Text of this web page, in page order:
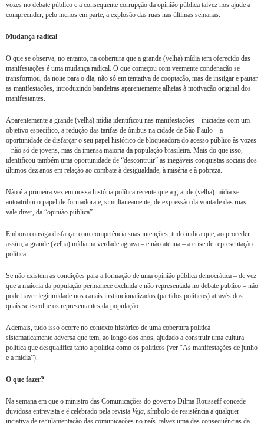
vozes no debate público e a consequente corrupção da opinião pública talvez nos ajude a
compreender, pelo menos em parte, a explosão das ruas nas últimas semanas.
Mudança radical
O que se observa, no entanto, na cobertura que a grande (velha) mídia tem oferecido das
manifestações é uma mudança radical. O que começou com veemente condenação se
transformou, da noite para o dia, não só em tentativa de cooptação, mas de instigar e pautar
as manifestações, introduzindo bandeiras aparentemente alheias à motivação original dos
manifestantes.
Aparentemente a grande (velha) mídia identificou nas manifestações – iniciadas com um
objetivo específico, a redução das tarifas de ônibus na cidade de São Paulo – a
oportunidade de disfarçar o seu papel histórico de bloqueadora do acesso público às vozes
– não só de jovens, mas da imensa maioria da população brasileira. Mais do que isso,
identificou também uma oportunidade de “descontruir” as inegáveis conquistas sociais dos
últimos dez anos em relação ao combate à desigualdade, à miséria e à pobreza.
Não é a primeira vez em nossa história política recente que a grande (velha) mídia se
autoatribui o papel de formadora e, simultaneamente, de expressão da vontade das ruas –
vale dizer, da “opinião pública”.
Embora consiga disfarçar com competência suas intenções, tudo indica que, ao proceder
assim, a grande (velha) mídia na verdade agrava – e não atenua – a crise de representação
política.
Se não existem as condições para a formação de uma opinião pública democrática – de vez
que a maioria da população permanece excluída e não representada no debate publico – não
pode haver legitimidade nos canais institucionalizados (partidos políticos) através dos
quais se escolhe os representantes da população.
Ademais, tudo isso ocorre no contexto histórico de uma cobertura política
sistematicamente adversa que tem, ao longo dos anos, ajudado a construir uma cultura
política que desqualifica tanto a política como os políticos (ver “As manifestações de junho
e a mídia”).
O que fazer?
Na semana em que o ministro das Comunicações do governo Dilma Rousseff concede
duvidosa entrevista e é celebrado pela revista Veja, símbolo de resistência a qualquer
inciativa de regulamentação das comunicações no país, talvez uma das consequências da